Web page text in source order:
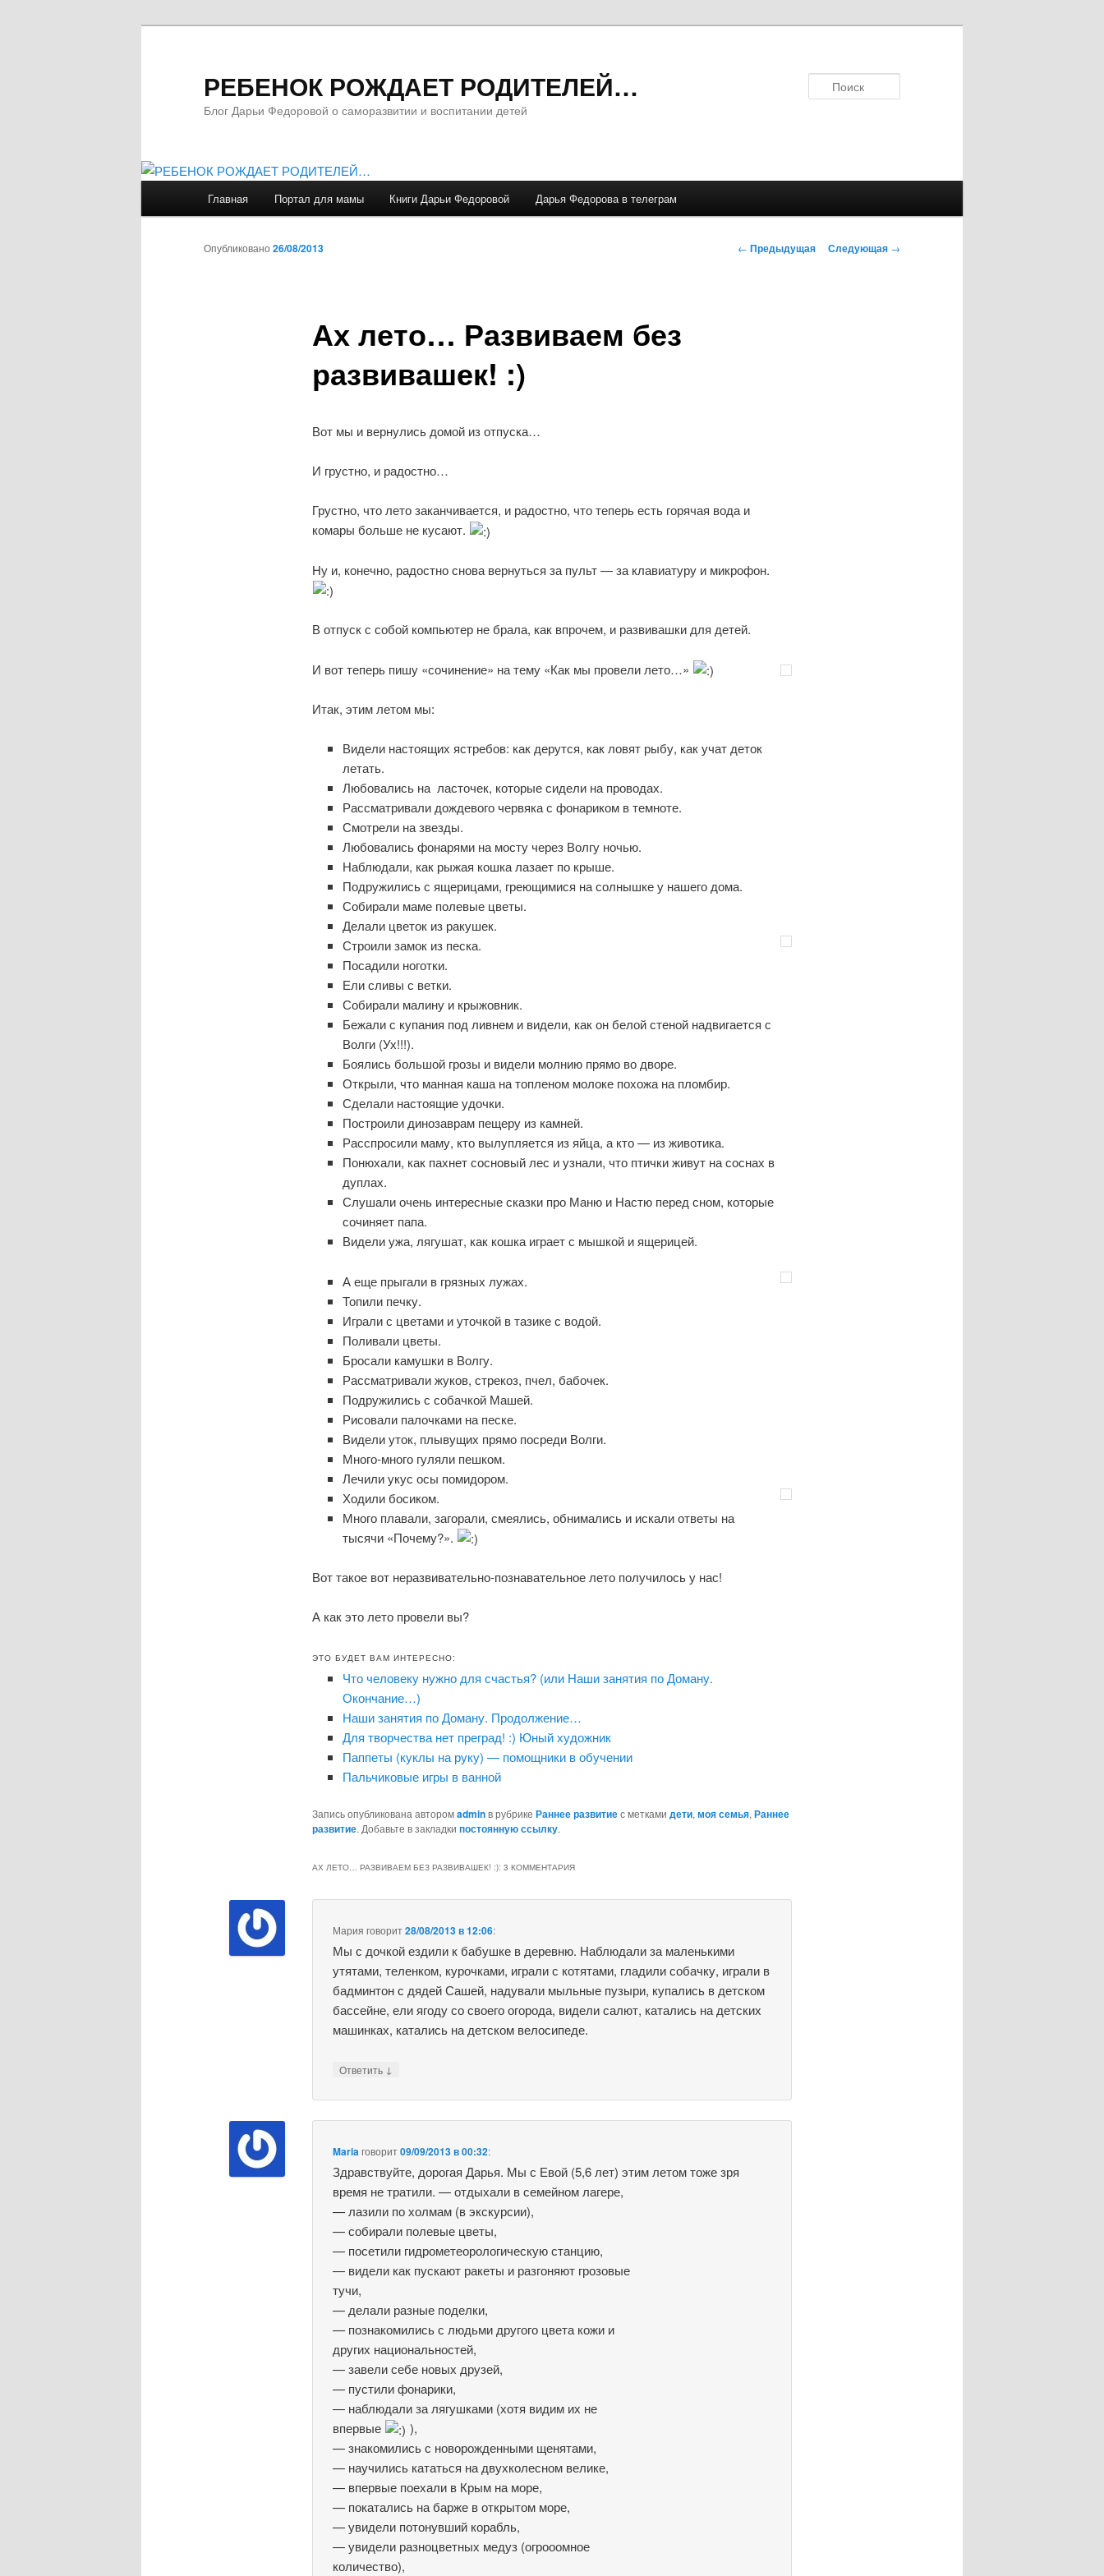
РЕБЕНОК РОЖДАЕТ РОДИТЕЛЕЙ…
Блог Дарьи Федоровой о саморазвитии и воспитании детей
Перейти
к
Главная Портал для мамы Книги Дарьи Федоровой Дарья Федорова в телеграм
Навигация
← Предыдущая Следующая →
Ах лето… Развиваем без
развивашек! :)
Опубликовано 26/08/2013
Вот мы и вернулись домой из отпуска…
И грустно, и радостно…
Грустно, что лето заканчивается, и радостно, что теперь есть горячая вода и
комары больше не кусают.
Ну и, конечно, радостно снова вернуться за пульт — за клавиатуру и микрофон.
В отпуск с собой компьютер не брала, как впрочем, и развивашки для детей.
И вот теперь пишу «сочинение» на тему «Как мы провели лето…»
Итак, этим летом мы:
Видели настоящих ястребов: как дерутся, как ловят рыбу, как учат деток
летать.
Любовались на ласточек, которые сидели на проводах.
Рассматривали дождевого червяка с фонариком в темноте.
Смотрели на звезды.
Любовались фонарями на мосту через Волгу ночью.
Наблюдали, как рыжая кошка лазает по крыше.
Подружились с ящерицами, греющимися на солнышке у нашего дома.
Собирали маме полевые цветы.
Делали цветок из ракушек.
Строили замок из песка.
Посадили ноготки.
Ели сливы с ветки.
Собирали малину и крыжовник.
Бежали с купания под ливнем и видели, как он белой стеной надвигается с
Волги (Ух!!!).
Боялись большой грозы и видели молнию прямо во дворе.
Открыли, что манная каша на топленом молоке похожа на пломбир.
Сделали настоящие удочки.
Построили динозаврам пещеру из камней.
Расспросили маму, кто вылупляется из яйца, а кто — из животика.
Понюхали, как пахнет сосновый лес и узнали, что птички живут на соснах в
дуплах.
Слушали очень интересные сказки про Маню и Настю перед сном, которые
сочиняет папа.
Видели ужа, лягушат, как кошка играет с мышкой и ящерицей.
А еще прыгали в грязных лужах.
Топили печку.
Играли с цветами и уточкой в тазике с водой.
Поливали цветы.
Бросали камушки в Волгу.
Рассматривали жуков, стрекоз, пчел, бабочек.
Подружились с собачкой Машей.
Рисовали палочками на песке.
Видели уток, плывущих прямо посреди Волги.
Много-много гуляли пешком.
Лечили укус осы помидором.
Ходили босиком.
Много плавали, загорали, смеялись, обнимались и искали ответы на
тысячи «Почему?».
Вот такое вот неразвивательно-познавательное лето получилось у нас!
А как это лето провели вы?
ЭТО БУДЕТ ВАМ ИНТЕРЕСНО:
Что человеку нужно для счастья? (или Наши занятия по Доману.
Окончание…)
Наши занятия по Доману. Продолжение…
Для творчества нет преград! :) Юный художник
Паппеты (куклы на руку) — помощники в обучении
Пальчиковые игры в ванной
Запись опубликована авторомadminв рубрике Раннее развитиес метками дети, моя семья, Раннее
развитие. Добавьте в закладки постоянную ссылку.
АХ ЛЕТО… РАЗВИВАЕМ БЕЗ РАЗВИВАШЕК! :): 3 КОММЕНТАРИЯ
Мария говорит28/08/2013 в 12:06:
Мы с дочкой ездили к бабушке в деревню. Наблюдали за маленькими
утятами, теленком, курочками, играли с котятами, гладили собачку, играли в
бадминтон с дядей Сашей, надували мыльные пузыри, купались в детском
бассейне, ели ягоду со своего огорода, видели салют, катались на детских
машинках, катались на детском велосипеде.
Ответить ↓
Mariaговорит09/09/2013 в 00:32:
Здравствуйте, дорогая Дарья. Мы с Евой (5,6 лет) этим летом тоже зря
время не тратили. — отдыхали в семейном лагере,
— лазили по холмам (в экскурсии),
— собирали полевые цветы,
— посетили гидрометеорологическую станцию,
— видели как пускают ракеты и разгоняют грозовые
тучи,
— делали разные поделки,
— познакомились с людьми другого цвета кожи и
других национальностей,
— завели себе новых друзей,
— пустили фонарики,
— наблюдали за лягушками (хотя видим их не
впервые
),
— знакомились с новорожденными щенятами,
— научились кататься на двухколесном велике,
— впервые поехали в Крым на море,
— покатались на барже в открытом море,
— увидели потонувший корабль,
— увидели разноцветных медуз (огрооомное
количество),